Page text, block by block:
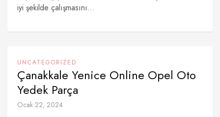
iyi şekilde çalışmasını...
UNCATEGORIZED
Çanakkale Yenice Online Opel Oto
Yedek Parça
Ocak 22, 2024